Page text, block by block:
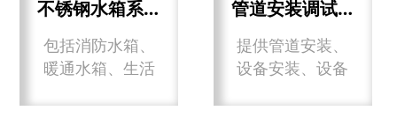
不锈钢水箱系列
包括消防水箱、
暖通水箱、生活
管道安装调试维修服务
提供管道安装、
设备安装、设备